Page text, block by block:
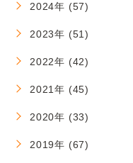
2024年 (57)
2023年 (51)
2022年 (42)
2021年 (45)
2020年 (33)
2019年 (67)